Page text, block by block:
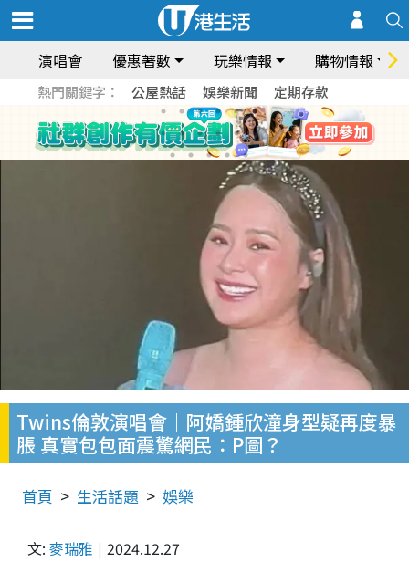
演唱會 優惠著數 玩樂情報 購物情報
熱門關鍵字： 公屋熱話 娛樂新聞 定期存款
Twins倫敦演唱會｜阿嬌鍾欣潼身型疑再度暴
脹 真實包包面震驚網民：P圖？
首頁 生活話題 娛樂
文: 麥瑞雅 2024.12.27